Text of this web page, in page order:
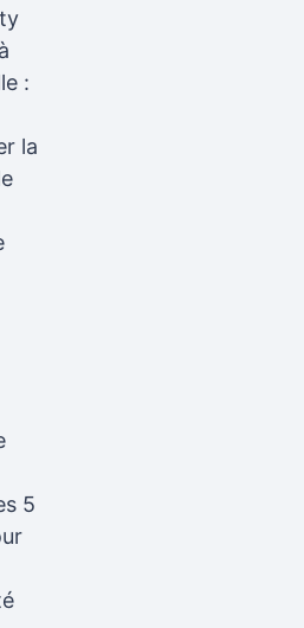
:
la
5